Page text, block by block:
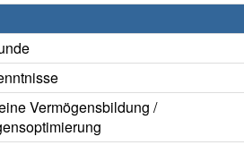
Vermögensbildung /